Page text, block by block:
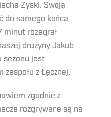
Zyski. Swoją
do samego końca
minut rozegrał
drużyny Jakub
sezonu jest
z Łęcznej.
zgodnie z
rozgrywane są na